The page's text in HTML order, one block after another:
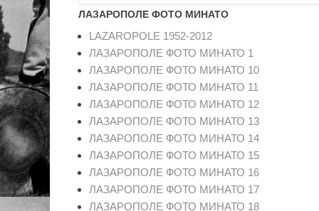
ЛАЗАРОПОЛЕ ФОТО МИНАТО
LAZAROPOLE 1952-2012
ЛАЗАРОПОЛЕ ФОТО МИНАТО 1
ЛАЗАРОПОЛЕ ФОТО МИНАТО 10
ЛАЗАРОПОЛЕ ФОТО МИНАТО 11
ЛАЗАРОПОЛЕ ФОТО МИНАТО 12
ЛАЗАРОПОЛЕ ФОТО МИНАТО 13
ЛАЗАРОПОЛЕ ФОТО МИНАТО 14
ЛАЗАРОПОЛЕ ФОТО МИНАТО 15
ЛАЗАРОПОЛЕ ФОТО МИНАТО 16
ЛАЗАРОПОЛЕ ФОТО МИНАТО 17
ЛАЗАРОПОЛЕ ФОТО МИНАТО 18